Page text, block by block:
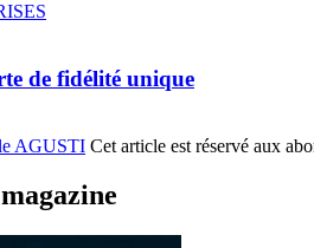
de fidélité unique
AGUSTI Cet article est réservé aux